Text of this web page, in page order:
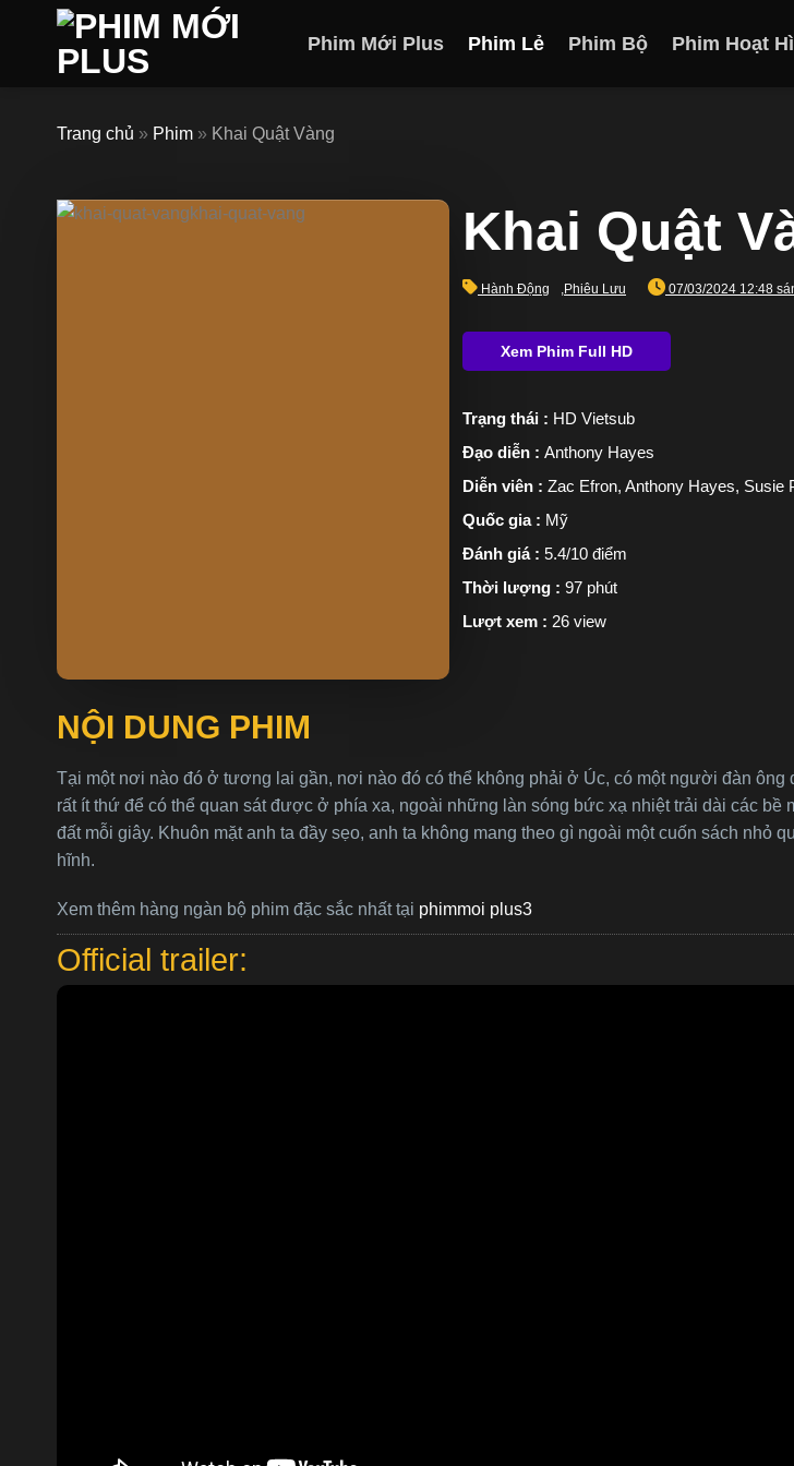
Phim Mới Plus Phim Lẻ Phim Bộ Phim Hoạt
Trang chủ » Phim » Khai Quật Vàng
Khai Quật
Hành Động Phiêu Lưu 07/03/2024 12:48
Trạng thái : HD Vietsub
Đạo diễn : Anthony Hayes
Diễn viên : Zac Efron, Anthony Hayes, Susie
Quốc gia : Mỹ
Đánh giá : 5.4/10 điểm
Thời lượng : 97 phút
Lượt xem : 26 view
NỘI DUNG PHIM
Tại một nơi nào đó ở tương lai gần, nơi nào đó có thể không phải ở Úc, có một người đàn
rất ít thứ để có thể quan sát được ở phía xa, ngoài những làn sóng bức xạ nhiệt trải dài các
đất mỗi giây. Khuôn mặt anh ta đầy sẹo, anh ta không mang theo gì ngoài một cuốn sách nhỏ
hĩnh.
Xem thêm hàng ngàn bộ phim đặc sắc nhất tại phimmoi plus3
Official trailer: